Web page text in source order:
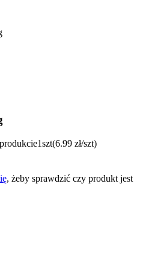
1szt(6.99 zł/szt)
, żeby sprawdzić czy produkt jest